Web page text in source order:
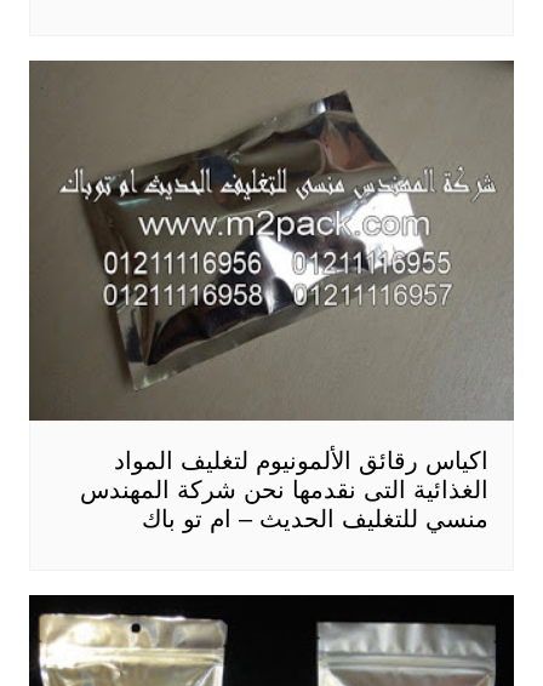
اكياس رقائق الألمونيوم لتغليف المواد
الغذائية التى نقدمها نحن شركة المهندس
منسي للتغليف الحديث – ام تو باك